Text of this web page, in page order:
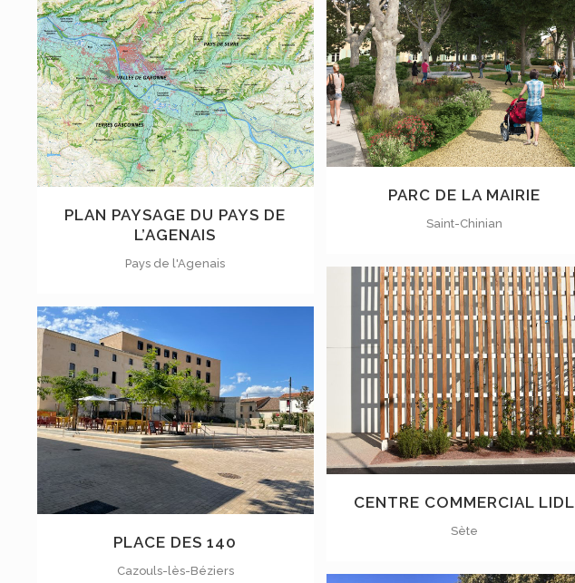
VOIR
PARC DE LA MAIRIE
Saint-Chinian
VOIR
PLAN PAYSAGE DU PAYS DE
L’AGENAIS
Pays de l'Agenais
VOIR
CENTRE COMMERCIAL LIDL
Sète
VOIR
PLACE DES 140
Cazouls-lès-Béziers